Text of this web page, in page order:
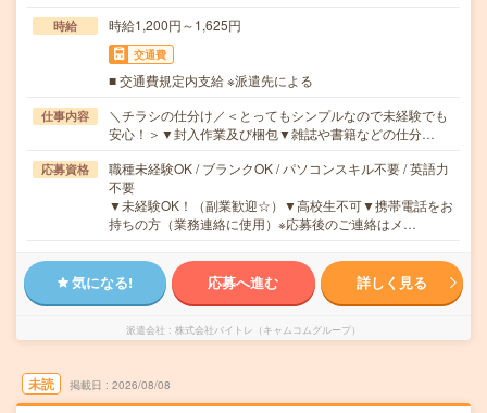
時給 時給1,200円～1,625円
交通費
■ 交通費規定内支給 ※派遣先による
仕事内容
＼チラシの仕分け／＜とってもシンプルなので未経験でも
安心！＞▼封入作業及び梱包▼雑誌や書籍などの仕分…
応募資格
職種未経験OK / ブランクOK / パソコンスキル不要 / 英語力
不要
▼未経験OK！（副業歓迎☆）▼高校生不可▼携帯電話をお
持ちの方（業務連絡に使用）※応募後のご連絡はメ…
気になる! 応募へ進む 詳しく見る
派遣会社 株式会社バイトレ（キャムコムグループ）
未読 掲載日 2026/08/08